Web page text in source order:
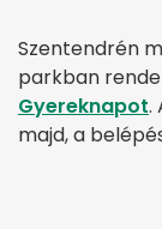
Szentendrén
parkban
Gyereknapot.
majd, a